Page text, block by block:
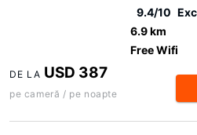
9.4/10
6.9 km
Free Wifi
DE LA USD 387
pe cameră / pe noapte